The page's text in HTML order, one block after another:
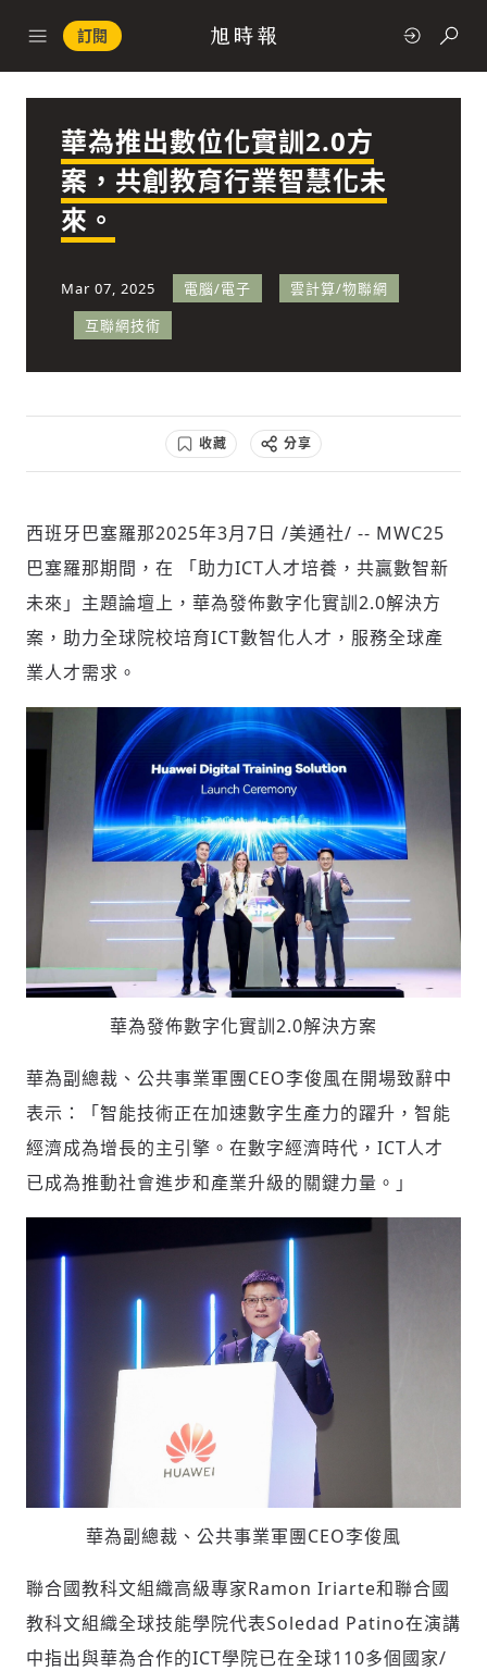
訂閱
快速連結
政治
經濟
科技
社會
人文
華為推出數位化實訓2.0方
案，共創教育行業智慧化未
來。
Mar 07, 2025 電腦/電子
雲計算/物聯網
互聯網技術
收藏 分享
西班牙巴塞羅那2025年3月7日 /美通社/ -- MWC25
巴塞羅那期間，在 「助力ICT人才培養，共贏數智新
未來」主題論壇上，華為發佈數字化實訓2.0解決方
案，助力全球院校培育ICT數智化人才，服務全球產
業人才需求。
華為發佈數字化實訓2.0解決方案
華為副總裁、公共事業軍團CEO李俊風在開場致辭中
表示：「智能技術正在加速數字生產力的躍升，智能
經濟成為增長的主引擎。在數字經濟時代，ICT人才
已成為推動社會進步和產業升級的關鍵力量。」
華為副總裁、公共事業軍團CEO李俊風
聯合國教科文組織高級專家Ramon Iriarte和聯合國
教科文組織全球技能學院代表Soledad Patino在演講
中指出與華為合作的ICT學院已在全球110多個國家/